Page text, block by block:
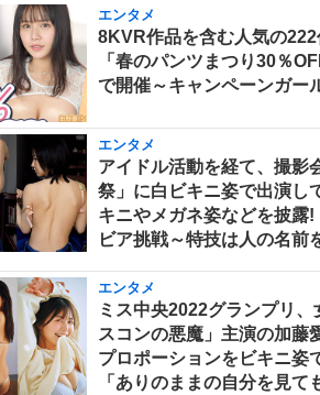
エンタメ
8KVR作品を含む人気の
「春のパンツまつり30％
で開催～キャンペーンガー
エンタメ
アイドル活動を経て、撮影
祭」に白ビキニ姿で出演し
キニやメガネ姿などを披露
ビア挑戦～特技は人の名前
エンタメ
ミス中央2022グランプリ
スコンの悪魔」主演の加藤
プロポーションをビキニ姿
「ありのままの自分を見